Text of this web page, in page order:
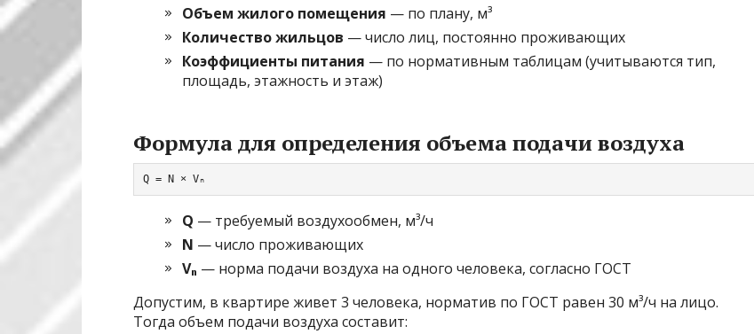
Объем жилого помещения — по плану, м³
Количество жильцов — число лиц, постоянно проживающих
Коэффициенты питания — по нормативным таблицам (учитываются тип,
площадь, этажность и этаж)
Формула для определения объема подачи воздуха
Q = N × Vₙ
Q — требуемый воздухообмен, м³/ч
N — число проживающих
Vₙ — норма подачи воздуха на одного человека, согласно ГОСТ
Допустим, в квартире живет 3 человека, норматив по ГОСТ равен 30 м³/ч на лицо.
Тогда объем подачи воздуха составит: